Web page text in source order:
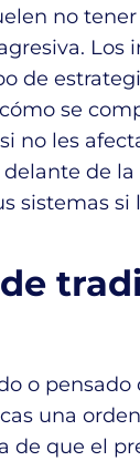
no
Los
de
se
no les
de
sistemas
o
una
de que el